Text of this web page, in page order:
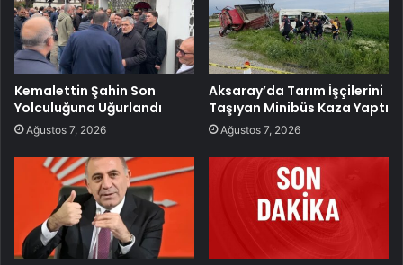
Kemalettin Şahin Son
Yolculuğuna Uğurlandı
Ağustos 7, 2026
Aksaray’da Tarım İşçilerini
Taşıyan Minibüs Kaza Yaptı
Ağustos 7, 2026